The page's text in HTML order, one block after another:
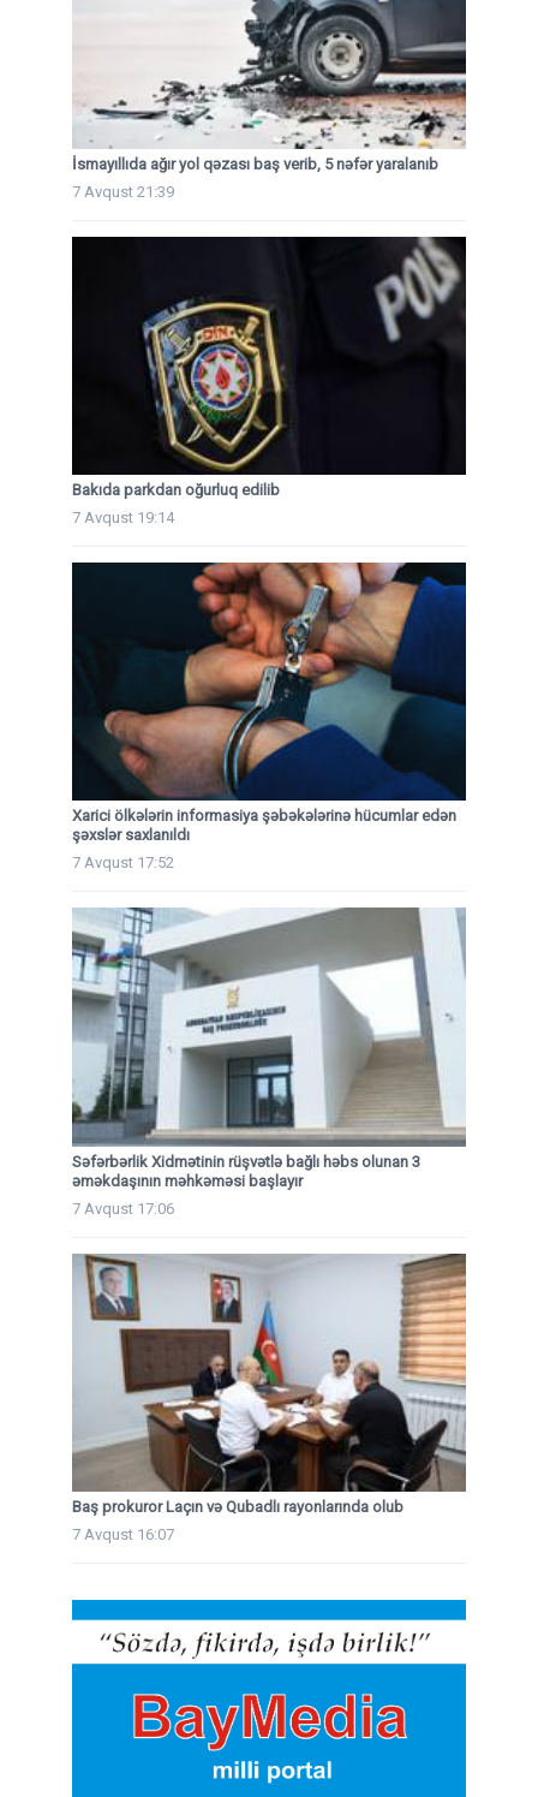
İsmayıllıda ağır yol qəzası baş verib, 5 nəfər yaralanıb
7 Avqust 21:39
Bakıda parkdan oğurluq edilib
7 Avqust 19:14
Xarici ölkələrin informasiya şəbəkələrinə hücumlar edən
şəxslər saxlanıldı
7 Avqust 17:52
Səfərbərlik Xidmətinin rüşvətlə bağlı həbs olunan 3
əməkdaşının məhkəməsi başlayır
7 Avqust 17:06
Baş prokuror Laçın və Qubadlı rayonlarında olub
7 Avqust 16:07